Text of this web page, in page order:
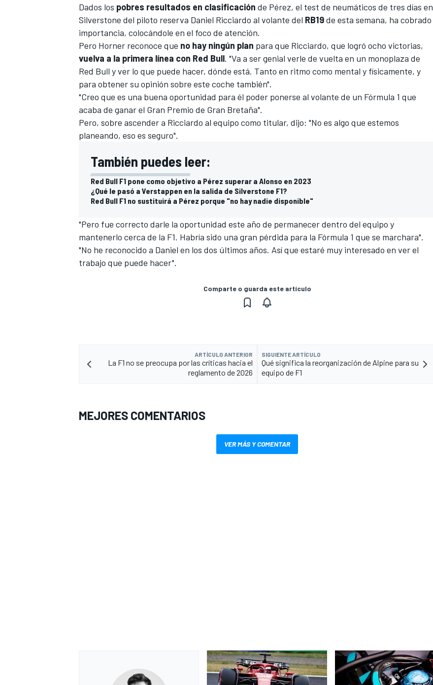
Dados los pobres resultados en clasificación de Pérez, el test de neumáticos de tres días en
Silverstone del piloto reserva Daniel Ricciardo al volante del RB19de esta semana, ha cobrado
importancia, colocándole en el foco de atención.
Pero Horner reconoce que no hay ningún plan para que Ricciardo, que logró ocho victorias,
vuelva a la primera línea con Red Bull. "Va a ser genial verle de vuelta en un monoplaza de
Red Bull y ver lo que puede hacer, dónde está. Tanto en ritmo como mental y físicamente, y
para obtener su opinión sobre este coche también".
"Creo que es una buena oportunidad para él poder ponerse al volante de un Fórmula 1 que
acaba de ganar el Gran Premio de Gran Bretaña".
Pero, sobre ascender a Ricciardo al equipo como titular, dijo: "No es algo que estemos
planeando, eso es seguro".
También puedes leer:
Red Bull F1 pone como objetivo a Pérez superar a Alonso en 2023
¿Qué le pasó a Verstappen en la salida de Silverstone F1?
Red Bull F1 no sustituirá a Pérez porque "no hay nadie disponible"
"Pero fue correcto darle la oportunidad este año de permanecer dentro del equipo y
mantenerlo cerca de la F1. Habría sido una gran pérdida para la Fórmula 1 que se marchara".
"No he reconocido a Daniel en los dos últimos años. Así que estaré muy interesado en ver el
trabajo que puede hacer".
Comparte o guarda este artículo
ARTÍCULO ANTERIOR
La F1 no se preocupa por las críticas hacia el
reglamento de 2026
SIGUIENTE ARTÍCULO
Qué significa la reorganización de Alpine para su
equipo de F1
MEJORES COMENTARIOS
VER MÁS Y COMENTAR